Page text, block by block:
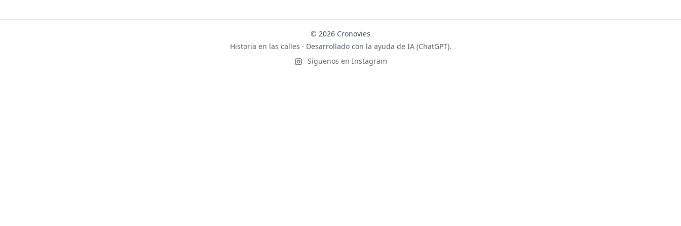
© 2026 Cronovies
Historia en las calles · Desarrollado con la ayuda de IA (ChatGPT).
Síguenos en Instagram